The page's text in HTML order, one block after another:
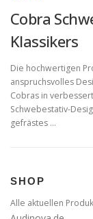
Cobra
Klassikers
Die hochwertigen
anspruchsvolles
Cobras in
Schwebestativ-
gefrästes …
SHOP
Alle aktuellen